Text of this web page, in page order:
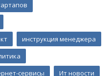
инструкция менеджера
сервисы
Ит новости